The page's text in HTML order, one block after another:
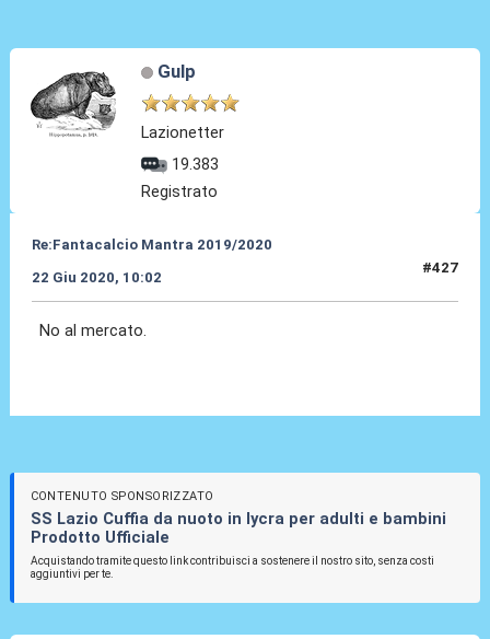
Gulp
Lazionetter
19.383
Registrato
Re:Fantacalcio Mantra 2019/2020
22 Giu 2020, 10:02
#427
No al mercato.
CONTENUTO SPONSORIZZATO
SS Lazio Cuffia da nuoto in lycra per adulti e bambini
Prodotto Ufficiale
Acquistando tramite questo link contribuisci a sostenere il nostro sito, senza costi
aggiuntivi per te.